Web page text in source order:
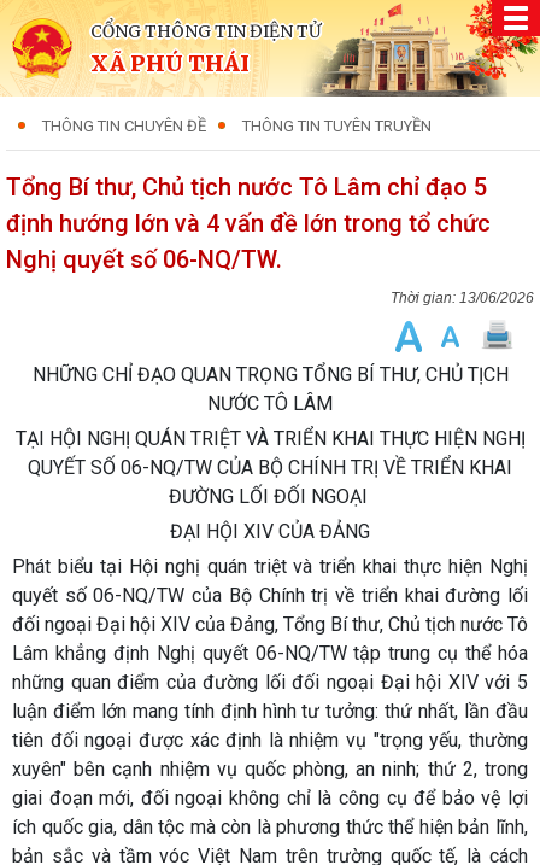
CỔNG THÔNG TIN ĐIỆN TỬ
XÃ PHÚ THÁI
THÔNG TIN CHUYÊN ĐỀ THÔNG TIN TUYÊN TRUYỀN
Tổng Bí thư, Chủ tịch nước Tô Lâm chỉ đạo 5
định hướng lớn và 4 vấn đề lớn trong tổ chức
Nghị quyết số 06-NQ/TW.
13/06/2026
NHỮNG CHỈ ĐẠO QUAN TRỌNG TỔNG BÍ THƯ, CHỦ TỊCH
NƯỚC TÔ LÂM
TẠI HỘI NGHỊ QUÁN TRIỆT VÀ TRIỂN KHAI THỰC HIỆN NGHỊ
QUYẾT SỐ 06-NQ/TW CỦA BỘ CHÍNH TRỊ VỀ TRIỂN KHAI
ĐƯỜNG LỐI ĐỐI NGOẠI
ĐẠI HỘI XIV CỦA ĐẢNG
Phát biểu tại Hội nghị quán triệt và triển khai thực hiện Nghị
quyết số 06-NQ/TW của Bộ Chính trị về triển khai đường lối
đối ngoại Đại hội XIV của Đảng, Tổng Bí thư, Chủ tịch nước Tô
Lâm khẳng định Nghị quyết 06-NQ/TW tập trung cụ thể hóa
những quan điểm của đường lối đối ngoại Đại hội XIV với 5
luận điểm lớn mang tính định hình tư tưởng: thứ nhất, lần đầu
tiên đối ngoại được xác định là nhiệm vụ "trọng yếu, thường
xuyên" bên cạnh nhiệm vụ quốc phòng, an ninh; thứ 2, trong
giai đoạn mới, đối ngoại không chỉ là công cụ để bảo vệ lợi
ích quốc gia, dân tộc mà còn là phương thức thể hiện bản lĩnh,
bản sắc và tầm vóc Việt Nam trên trường quốc tế, là cách